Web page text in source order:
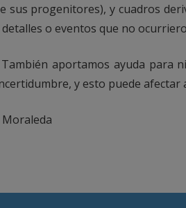
progenitores), y cuadros
o eventos que no
aportamos ayuda para
y esto puede
Moraleda